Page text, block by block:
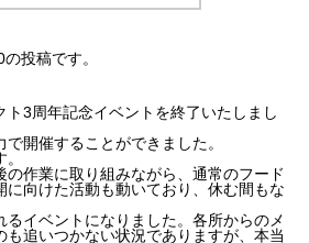
投稿です。
ト3周年記念イベントを終了いたしまし
開催することができました。
の作業に取り組みながら、通常のフード
に向けた活動も動いており、休む間もな
るイベントになりました。各所からのメ
も追いつかない状況でありますが、本当